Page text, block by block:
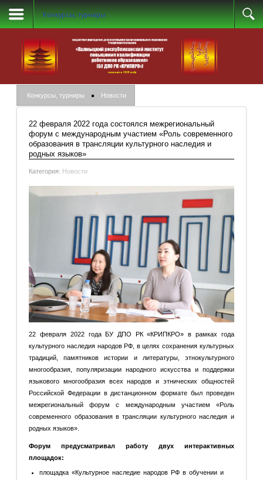
Конкурсы, турниры
Конкурсы, турниры Новости
22 февраля 2022 года состоялся межрегиональный
форум с международным участием «Роль современного
образования в трансляции культурного наследия и
родных языков»
Категория: Новости
22 февраля 2022 года БУ ДПО РК «КРИПКРО» в рамках года
культурного наследия народов РФ, в целях сохранения культурных
традиций, памятников истории и литературы, этнокультурного
многообразия, популяризации народного искусства и поддержки
языкового многообразия всех народов и этнических общностей
Российской Федерации в дистанционном формате был проведен
межрегиональный форум с международным участием «Роль
современного образования в трансляции культурного наследия и
родных языков».
Форум предусматривал работу двух интерактивных
площадок:
площадка «Культурное наследие народов РФ в обучении и